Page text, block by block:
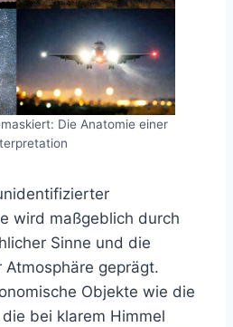
Die Anatomie einer
wird maßgeblich durch
Sinne und die
Atmosphäre geprägt.
Objekte wie die
bei klarem Himmel